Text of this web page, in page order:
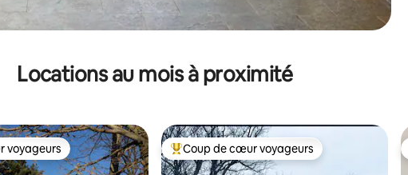
Locations au mois à proximité
voyageurs
voyageurs Coup de cœur voyageurs parmi les plus aimés
Coup de cœur voyageurs